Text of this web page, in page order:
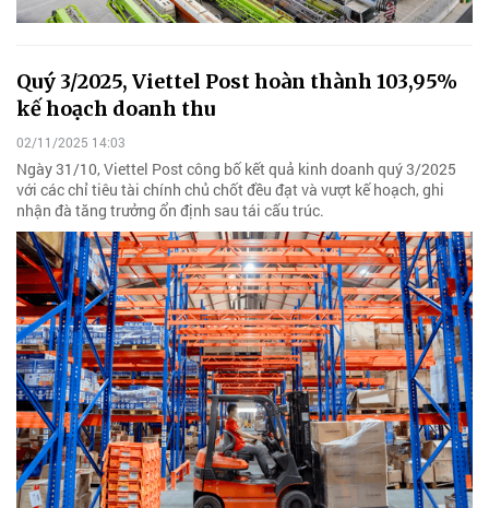
Quý 3/2025, Viettel Post hoàn thành 103,95%
kế hoạch doanh thu
02/11/2025 14:03
Ngày 31/10, Viettel Post công bố kết quả kinh doanh quý 3/2025
với các chỉ tiêu tài chính chủ chốt đều đạt và vượt kế hoạch, ghi
nhận đà tăng trưởng ổn định sau tái cấu trúc.